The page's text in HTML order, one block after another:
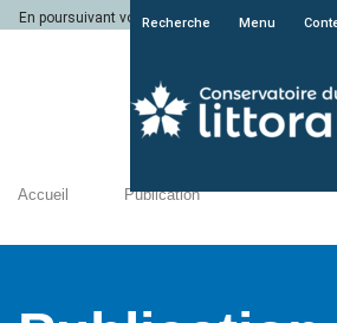
En poursuivant votre navigation sur le site du
Recherche Menu
Accueil Publication